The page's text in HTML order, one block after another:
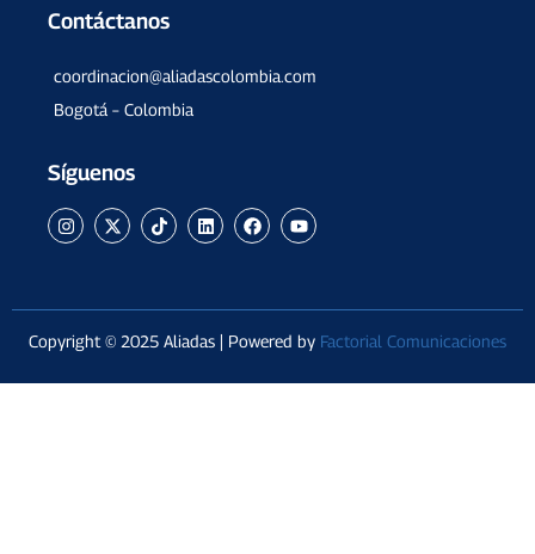
Contáctanos
coordinacion@aliadascolombia.com
Bogotá – Colombia
Síguenos
Copyright © 2025 Aliadas | Powered by Factorial Comunicaciones